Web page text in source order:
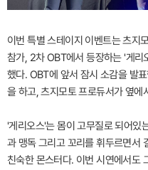
이번 특별 스테이지 이벤트는 츠지
참가, 2차 OBT에서 등장하는 '게리
했다. OBT에 앞서 잠시 소감을 발
을 하고, 츠지모토 프로듀서가 옆에
'게리오스'는 몸이 고무질로 되어있
과 맹독 그리고 꼬리를 휘두르면서
친숙한 몬스터다. 이번 시연에서도